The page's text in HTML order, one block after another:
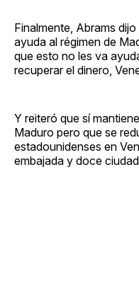
Finalmente, Abrams
ayuda al régimen de
que esto no les va
recuperar el dinero,
Y reiteró que sí
Maduro pero que se
estadounidenses en
embajada y doce